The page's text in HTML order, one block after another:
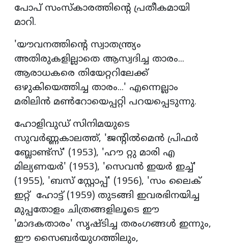
പോപ് സംസ്‌കാരത്തിന്റെ പ്രതീകമായി
മാറി.
'യൗവനത്തിന്റെ സ്വാതന്ത്ര്യം
അതിരുകളില്ലാതെ ആസ്വദിച്ച താരം...
ആരാധകരെ തിയേറ്ററിലേക്ക്
ഒഴുകിയെത്തിച്ച താരം...' എന്നെല്ലാം
മരിലിന്‍ മണ്‍റോയെപ്പറ്റി പറയപ്പെടുന്നു.
ഹോളിവുഡ് സിനിമയുടെ
സുവര്‍ണ്ണകാലത്ത്, 'ജന്റില്‍മെന്‍ പ്രിഫര്‍
ബ്ലോണ്ട്‌സ്' (1953), 'ഹൗ റ്റു മാരി എ
മില്യണയര്‍' (1953), 'സെവന്‍ ഇയര്‍ ഇച്ച്'
(1955), 'ബസ് സ്റ്റോപ്പ്' (1956), 'സം ലൈക്
ഇറ്റ് ഹോട്ട് (1959) തുടങ്ങി ഇവരഭിനയിച്ച
മുപ്പതോളം ചിത്രങ്ങളിലൂടെ ഈ
'മാദകതാരം' സൃഷ്ടിച്ച തരംഗങ്ങള്‍ ഇന്നും,
ഈ സൈബര്‍യുഗത്തിലും,